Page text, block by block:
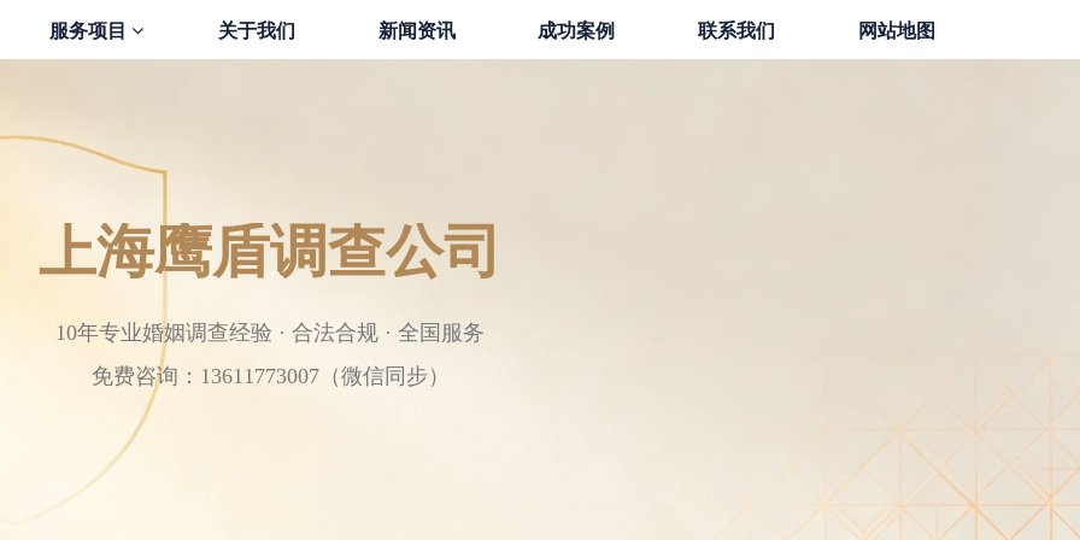
服务项目 关于我们 新闻资讯 成功案例 联系我们 网站地图
上海鹰盾调查公司
10年专业婚姻调查经验 · 合法合规 · 全国服务
免费咨询：13611773007（微信同步）